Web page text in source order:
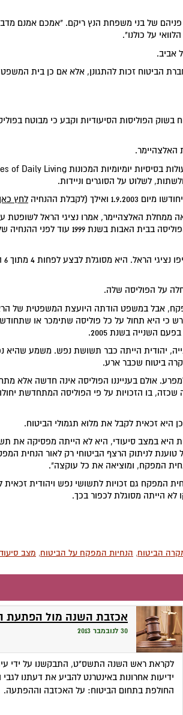
של בני משפחת הנץ ריקם. "אמכם אמנם
על כולנו".
אביב.
הביטוח זכות להתגונן, אלא אם כן בית
התערב המפקח על הביטוח בשוק הפוליסות הסיעודיות וקבע כי מבוטח
האלצהיימר.
(לקבלת ההנחיה
לחץ
ממחלת האלצהיימר, אמרו נציגי הראל לשופטת
הפוליסה שלנו אינה מקנה זכויות לתשושי נפש. אנחנו מכרנו את
גם
על הפוליסה שלה.
אבל במשפט הודתה היועצת המשפטית של
במפורש כי היא תחול על כל פוליסה שתימכר או
יהודית הייתה כבר תשושת נפש. משמע שהיא
ביטוח שכבר ארע.
אולם בענייננו הפוליסה אינה חדשה אלא
בו הזכויות על פי הפוליסה המתחדשת
זכאית לקבל את מלוא תגמולי הביטוח.
היא במצב סיעודי, היא לא הייתה מפסיקה את
לניתוק הרצף הביטוחי רק לאור הנחית
המפקח, ומוציאה את כל עוקצה".
המפקח גם זכויות לתשושי נפש ויהודית זכאית
לא הייתה מסוגלת לכפור בכך.
הביטוח, הנחיות המפקח על הביטוח, מצב
אכזבת השנה מול הפתעת
30 לנובמבר 2013
לקראת ראש השנה התשס"ט, התבקשנו על ידי
ידיעות אחרונות באינטרנט להביע את דעתנו
החולפת בתחום הביטוח: על האכזבה וההפתעה.